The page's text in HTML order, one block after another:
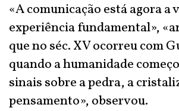
«A comunicação está agora a
experiência fundamental»,
que no séc. XV ocorreu com
quando a humanidade
sinais sobre a pedra, a
pensamento», observou.